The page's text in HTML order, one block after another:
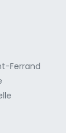
Ferrand